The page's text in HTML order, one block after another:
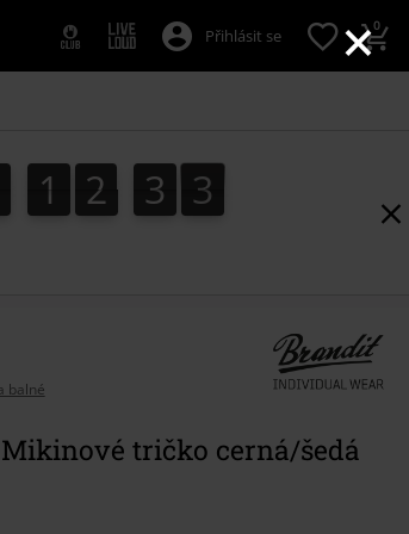
×
Přihlásit se 0
1
1 2
2 3
3 1
2
1
3
2
balné
tričko cerná/šedá